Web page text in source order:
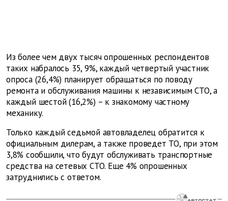
Из более чем двух тысяч опрошенных респондентов
таких набралось 35, 9%, каждый четвертый участник
опроса (26,4%) планирует обращаться по поводу
ремонта и обслуживания машины к независимым СТО, а
каждый шестой (16,2%) – к знакомому частному
механику.
Только каждый седьмой автовладелец обратится к
официальным дилерам, а также проведет ТО, при этом
3,8% сообщили, что будут обслуживать транспортные
средства на сетевых СТО. Еще 4% опрошенных
затруднились с ответом.